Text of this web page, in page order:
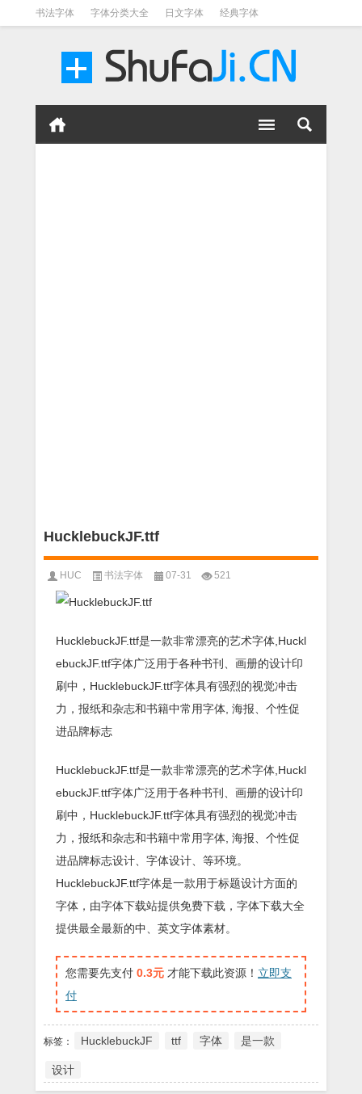
书法字体 字体分类大全 日文字体 经典字体
HucklebuckJF.ttf
HUC 书法字体 07-31 521
HucklebuckJF.ttf是一款非常漂亮的艺术字体,Huckl
ebuckJF.ttf字体广泛用于各种书刊、画册的设计印
刷中，HucklebuckJF.ttf字体具有强烈的视觉冲击
力，报纸和杂志和书籍中常用字体, 海报、个性促
进品牌标志
HucklebuckJF.ttf是一款非常漂亮的艺术字体,Huckl
ebuckJF.ttf字体广泛用于各种书刊、画册的设计印
刷中，HucklebuckJF.ttf字体具有强烈的视觉冲击
力，报纸和杂志和书籍中常用字体, 海报、个性促
进品牌标志设计、字体设计、等环境。
HucklebuckJF.ttf字体是一款用于标题设计方面的
字体，由字体下载站提供免费下载，字体下载大全
提供最全最新的中、英文字体素材。
您需要先支付 0.3元 才能下载此资源！ 立即支
付
标签： HucklebuckJF ttf 字体 是一款
设计